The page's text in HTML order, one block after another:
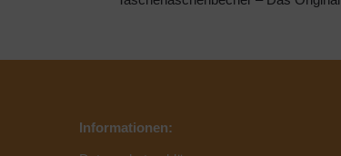
Informationen: